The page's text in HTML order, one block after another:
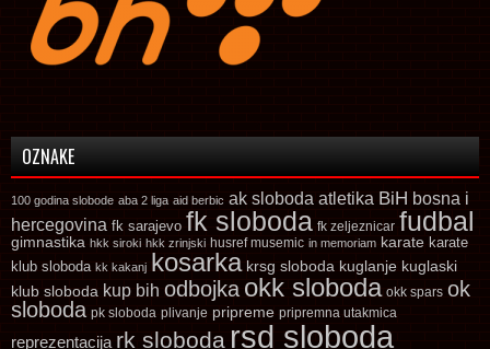
OZNAKE
100 godina slobode aba 2 liga aid berbic ak sloboda atletika BiH bosna i
hercegovina fk sarajevo fk sloboda fk zeljeznicar fudbal
gimnastika hkk siroki hkk zrinjski husref musemic in memoriam karate karate
klub sloboda kk kakanj kosarka krsg sloboda kuglanje kuglaski
klub sloboda kup bih odbojka okk sloboda okk spars ok
sloboda pk sloboda plivanje pripreme pripremna utakmica
reprezentacija rk sloboda rsd sloboda